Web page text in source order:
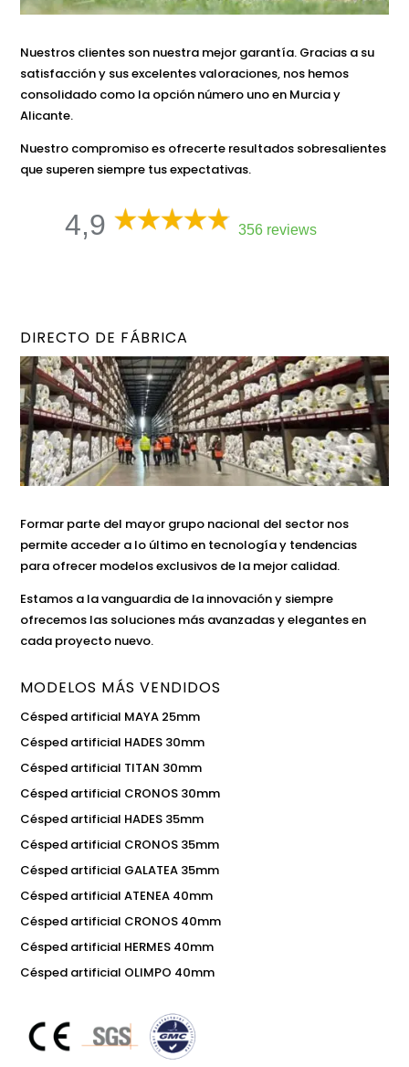
Nuestros clientes son nuestra mejor garantía. Gracias a su
satisfacción y sus excelentes valoraciones, nos hemos
consolidado como la opción número uno en Murcia y
Alicante.
Nuestro compromiso es ofrecerte resultados sobresalientes
que superen siempre tus expectativas.
4,9 356 reviews
DIRECTO DE FÁBRICA
Formar parte del mayor grupo nacional del sector nos
permite acceder a lo último en tecnología y tendencias
para ofrecer modelos exclusivos de la mejor calidad.
Estamos a la vanguardia de la innovación y siempre
ofrecemos las soluciones más avanzadas y elegantes en
cada proyecto nuevo.
MODELOS MÁS VENDIDOS
Césped artificial MAYA 25mm
Césped artificial HADES 30mm
Césped artificial TITAN 30mm
Césped artificial CRONOS 30mm
Césped artificial HADES 35mm
Césped artificial CRONOS 35mm
Césped artificial GALATEA 35mm
Césped artificial ATENEA 40mm
Césped artificial CRONOS 40mm
Césped artificial HERMES 40mm
Césped artificial OLIMPO 40mm